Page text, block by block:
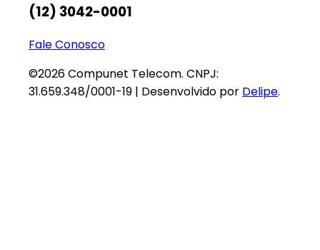
(12) 3042-0001
Fale Conosco
©2026 Compunet Telecom. CNPJ:
31.659.348/0001-19 | Desenvolvido por Delipe.